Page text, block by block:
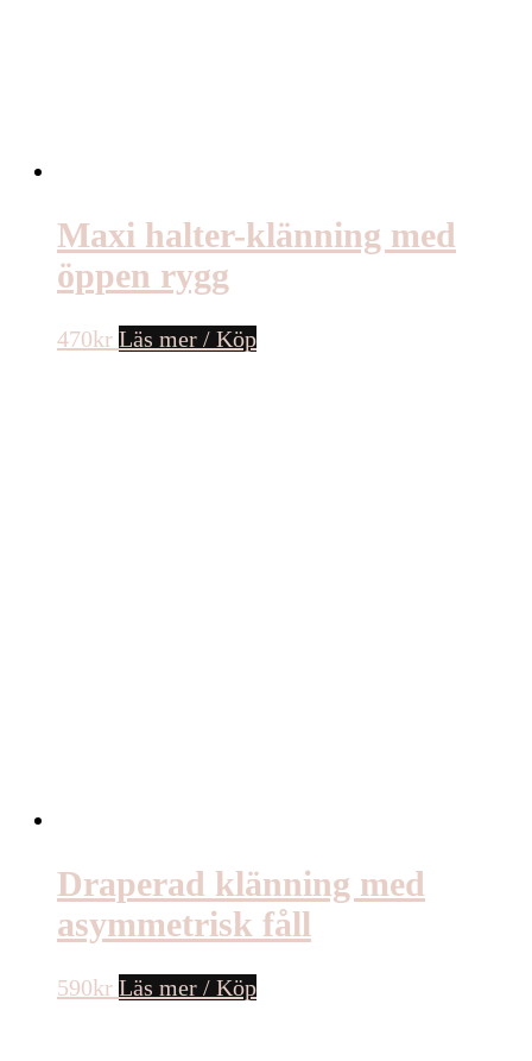
Maxi halter-klänning med
öppen rygg
470kr Läs mer / Köp
Draperad klänning med
asymmetrisk fåll
590kr Läs mer / Köp